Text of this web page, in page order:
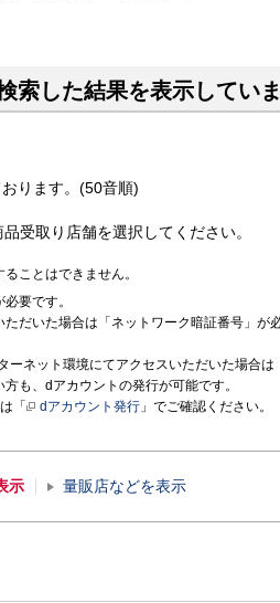
索した結果を表示してい
ります。(50音順)
受取り店舗を選択してください。
ことはできません。
要です。
ただいた場合は「ネットワーク暗証番号」が
ーネット環境にてアクセスいただいた場合
も、dアカウントの発行が可能です。
「
dアカウント発行 」でご確認ください。
示 量販店などを表示